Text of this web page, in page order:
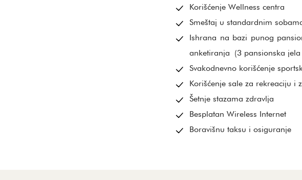
Korišćenje Wellness centra
Smeštaj u standardnim
Ishrana na bazi punog
anketiranja (3 pansionska
Svakodnevno korišćenje
Korišćenje sale za rekreaciju i
Šetnje stazama zdravlja
Besplatan Wireless Internet
Boravišnu taksu i osiguranje